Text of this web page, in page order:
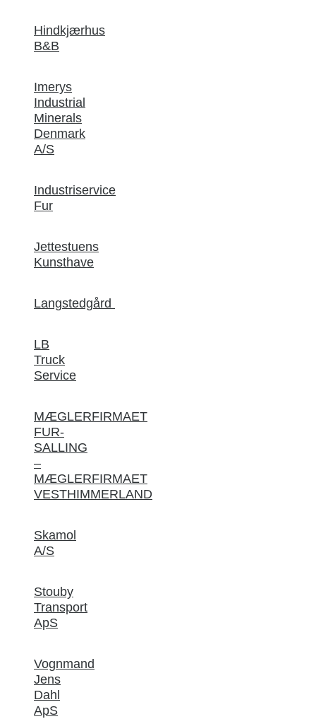
Hindkjærhus
B&B
Imerys
Industrial
Minerals
Denmark
A/S
Industriservice
Fur
Jettestuens
Kunsthave
Langstedgård
LB
Truck
Service
MÆGLERFIRMAET
FUR-
SALLING
–
MÆGLERFIRMAET
VESTHIMMERLAND
Skamol
A/S
Stouby
Transport
ApS
Vognmand
Jens
Dahl
ApS